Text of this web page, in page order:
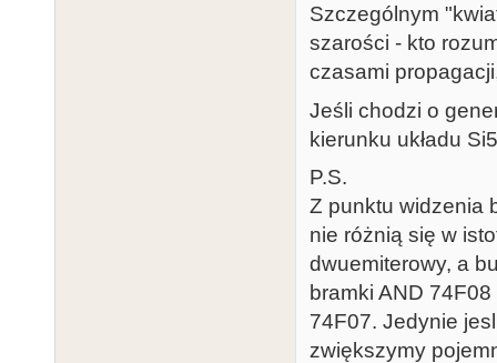
Szczególnym
szarości - kto
czasami
Jeśli chodzi o
kierunku układu
P.S.
Z punktu widzenia
nie różnią się w
dwuemiterowy, a
bramki AND
74F07. Jedynie
zwiększymy